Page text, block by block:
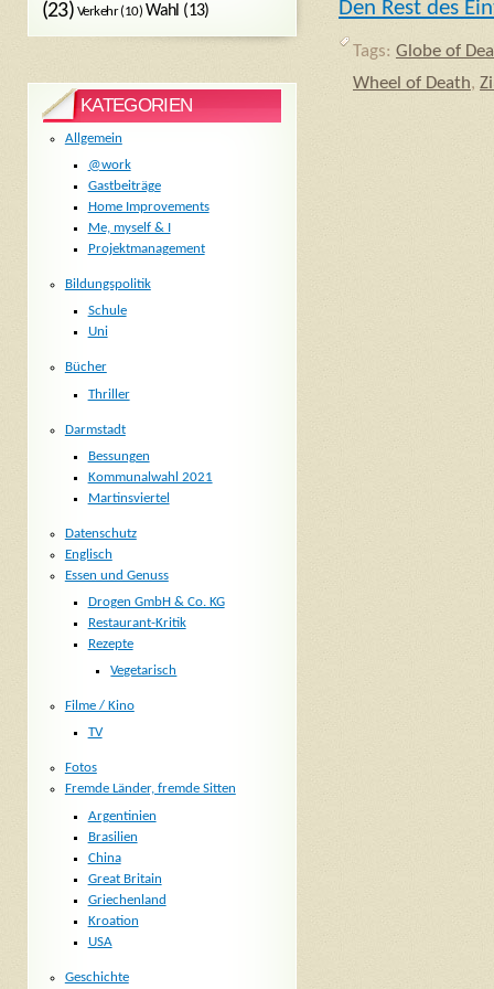
Den Rest des
Tags: Globe of
Wheel of Death,
(23) Verkehr(10) Wahl (13)
KATEGORIEN
Allgemein
@work
Gastbeiträge
Home Improvements
Me, myself & I
Projektmanagement
Bildungspolitik
Schule
Uni
Bücher
Thriller
Darmstadt
Bessungen
Kommunalwahl 2021
Martinsviertel
Datenschutz
Englisch
Essen und Genuss
Drogen GmbH & Co. KG
Restaurant-Kritik
Rezepte
Vegetarisch
Filme / Kino
TV
Fotos
Fremde Länder, fremde Sitten
Argentinien
Brasilien
China
Great Britain
Griechenland
Kroation
USA
Geschichte